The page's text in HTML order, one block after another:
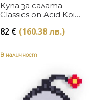
Купа за салата
Classics on Acid Koi
82 € (160.38 лв.)
В наличност